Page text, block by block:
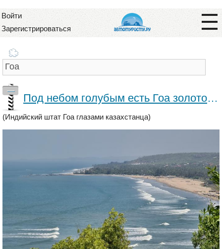
Войти
Зарегистрироваться
—
Под небом голубым есть Гоа золотой…
(Индийский штат Гоа глазами казахстанца)